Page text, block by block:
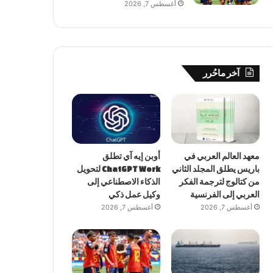
أغسطس 7, 2026
آخر ماحُرر
معهد العالم العربي في
باريس يطلق المجلد الثاني
من كتالوج لترجمة الفكر
العربي إلى الفرنسية
أغسطس 7, 2026
أوبن إيه آي تطلق
ChatGPT Work لتحويل
الذكاء الاصطناعي إلى
وكيل عمل ذكي
أغسطس 7, 2026